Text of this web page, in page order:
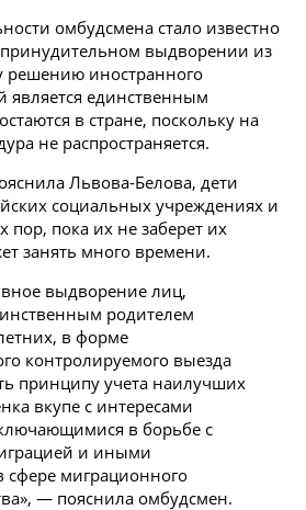
омбудсмена стало известно
принудительном выдворении из
решению иностранного
является единственным
в стране, поскольку на
не распространяется.
Львова-Белова, дети
социальных учреждениях и
пор, пока их не заберет их
занять много времени.
выдворение лиц,
родителем
в форме
контролируемого выезда
принципу учета наилучших
вкупе с интересами
в борьбе с
и иными
миграционного
— пояснила омбудсмен.